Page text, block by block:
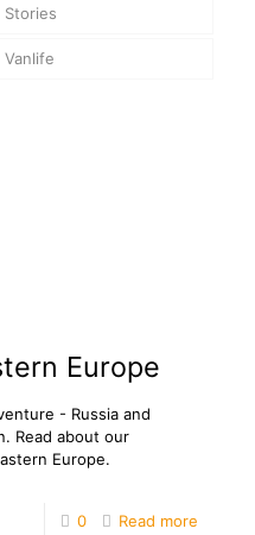
Stories
Vanlife
Europe
- Russia and
Read about our
Europe.
0 Read more